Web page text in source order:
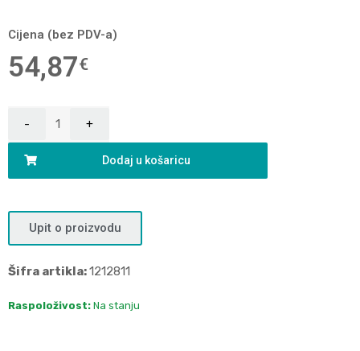
Cijena (bez PDV-a)
54,87€
Dodaj u košaricu
Upit o proizvodu
Šifra artikla:1212811
Raspoloživost: Na stanju